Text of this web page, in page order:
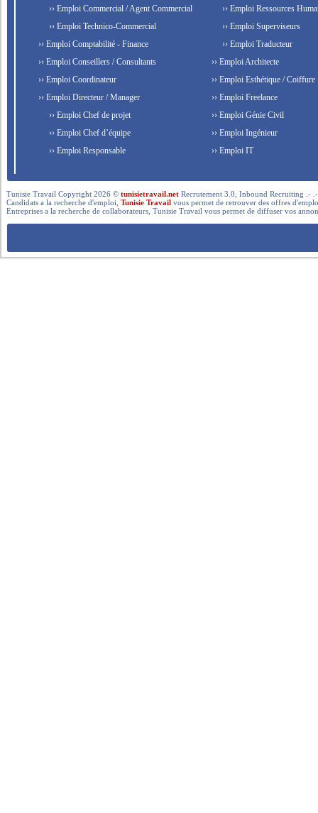
›› Emploi Commercial / Agent Commercial
›› Emploi Technico-Commercial
›› Emploi Comptabilité - Finance
›› Emploi Conseillers / Consultants
›› Emploi Coordinateur
›› Emploi Directeur / Manager
›› Emploi Chef de projet
›› Emploi Chef d’équipe
›› Emploi Responsable
›› Emploi Ressources
›› Emploi Superviseurs
›› Emploi Traducteur
›› Emploi Architecte
›› Emploi Esthétique / Coiffure
›› Emploi Freelance
›› Emploi Génie Civil
›› Emploi Ingénieur
›› Emploi IT
Tunisie Travail Copyright 2026 ©tunisietravail.net Recrutement 3.0, Inbound Recruiting .-
Candidats a la recherche d'emploi,Tunisie Travail vous permet de retrouver des offres
Entreprises a la recherche de collaborateurs, Tunisie Travail vous permet de diffuser vos